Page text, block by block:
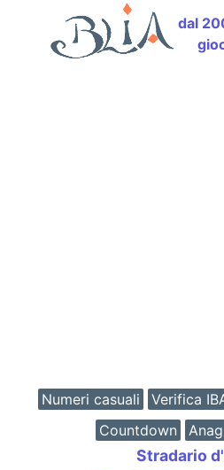
dal
Numeri casuali Verifica
Countdown
Stradario